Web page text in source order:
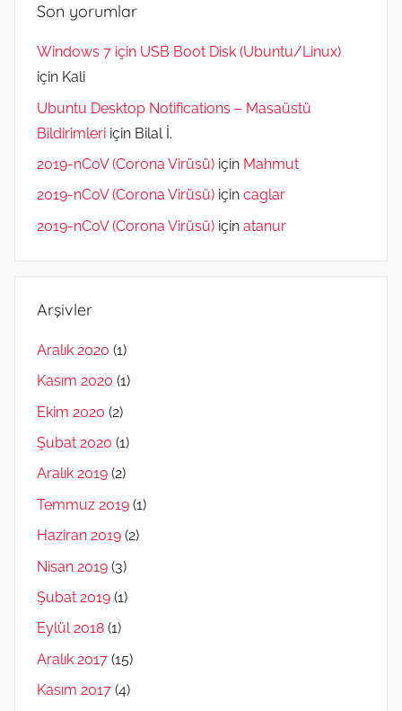
Son yorumlar
Windows 7 için USB Boot Disk (Ubuntu/Linux)
için Kali
Ubuntu Desktop Notifications – Masaüstü
Bildirimleri için Bilal İ.
2019-nCoV (Corona Virüsü) için Mahmut
2019-nCoV (Corona Virüsü) için caglar
2019-nCoV (Corona Virüsü) için atanur
Arşivler
Aralık 2020 (1)
Kasım 2020 (1)
Ekim 2020 (2)
Şubat 2020 (1)
Aralık 2019 (2)
Temmuz 2019 (1)
Haziran 2019 (2)
Nisan 2019 (3)
Şubat 2019 (1)
Eylül 2018 (1)
Aralık 2017 (15)
Kasım 2017 (4)